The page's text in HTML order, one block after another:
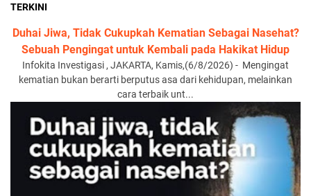
TERKINI
Duhai Jiwa, Tidak Cukupkah Kematian Sebagai Nasehat?
Sebuah Pengingat untuk Kembali pada Hakikat Hidup
Infokita Investigasi , JAKARTA, Kamis,(6/8/2026) - Mengingat
kematian bukan berarti berputus asa dari kehidupan, melainkan
cara terbaik unt...